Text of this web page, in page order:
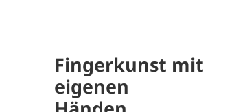
Fingerkunst mit
eigenen